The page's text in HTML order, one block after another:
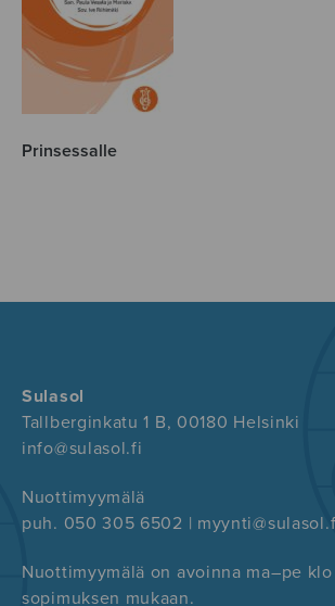
Prinsessalle
Sulasol
Tallberginkatu 1 B, 00180 Helsinki
info@sulasol.fi
Nuottimyymälä
puh. 050 305 6502 |
Nuottimyymälä on avoinna ma–pe klo
sopimuksen mukaan.